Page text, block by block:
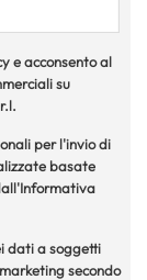
e acconsento al
su
per l'invio di
basate
dati a soggetti
secondo